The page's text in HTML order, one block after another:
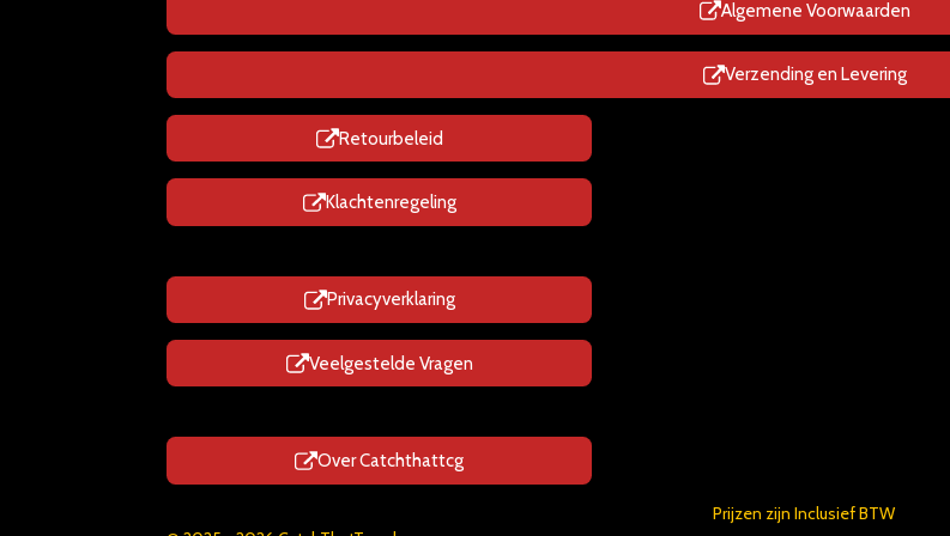
p
Algemene Voorwaarden
Verzending en Levering
Retourbeleid
Klachtenregeling
Privacyverklaring
Veelgestelde Vragen
Over Catchthattcg
Prijzen zijn Inclusief BTW